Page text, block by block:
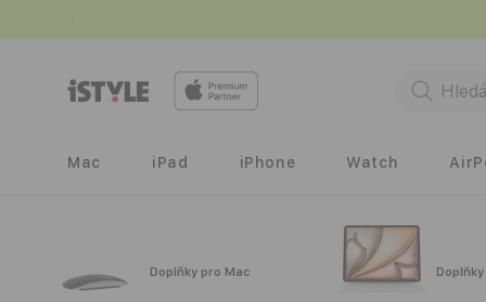
Přejít k
obsahu
Mac iPad iPhone Watch
Doplňky pro Mac